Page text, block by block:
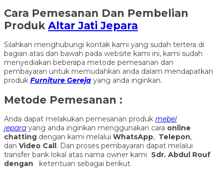
Cara Pemesanan Dan Pembelian
Produk Altar Jati Jepara
Silahkan menghubungi kontak kami yang sudah tertera di
bagian atas dan bawah pada website kami ini, kami sudah
menyediakan beberapa metode pemesanan dan
pembayaran untuk memudahkan anda dalam mendapatkan
produk Furniture Gereja yang anda inginkan.
Metode Pemesanan :
Anda dapat melakukan pemesanan produk mebel
jepara yang anda inginkan menggunakan cara online
chatting dengan kami melalui WhatsApp, Telepon,
dan Video Call. Dan proses pembayaran dapat melalui
transfer bank lokal atas nama owner kami Sdr. Abdul Rouf
dengan ketentuan sebagai berikut.